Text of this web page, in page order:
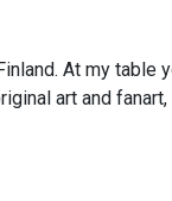
At my table
art and